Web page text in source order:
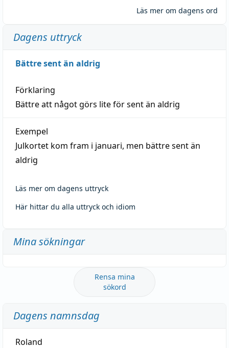
Läs mer om dagens ord
Dagens uttryck
Bättre sent än aldrig
Förklaring
Bättre att något görs lite för sent än aldrig
Exempel
Julkortet kom fram i januari, men bättre sent än
aldrig
Läs mer om dagens uttryck
Här hittar du alla uttryck och idiom
Mina sökningar
Rensa mina
sökord
Dagens namnsdag
Roland